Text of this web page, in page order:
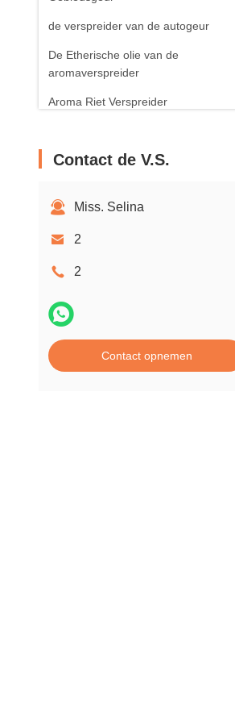
de verspreider van de autogeur
De Etherische olie van de
aromaverspreider
Aroma Riet Verspreider
Contact de V.S.
Miss. Selina
2
2
Contact opnemen